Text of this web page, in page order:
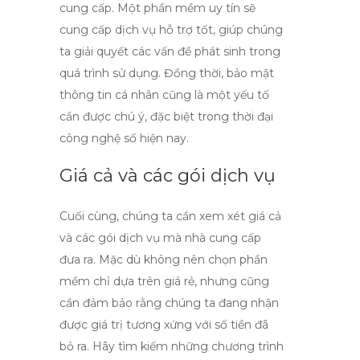
cung cấp. Một phần mềm uy tín sẽ
cung cấp dịch vụ hỗ trợ tốt, giúp chúng
ta giải quyết các vấn đề phát sinh trong
quá trình sử dụng. Đồng thời, bảo mật
thông tin cá nhân cũng là một yếu tố
cần được chú ý, đặc biệt trong thời đại
công nghệ số hiện nay.
Giá cả và các gói dịch vụ
Cuối cùng, chúng ta cần xem xét giá cả
và các gói dịch vụ mà nhà cung cấp
đưa ra. Mặc dù không nên chọn phần
mềm chỉ dựa trên giá rẻ, nhưng cũng
cần đảm bảo rằng chúng ta đang nhận
được giá trị tương xứng với số tiền đã
bỏ ra. Hãy tìm kiếm những chương trình